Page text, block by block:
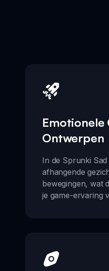
Emotionele
Ontwerpen
In de Sprunki
afhangende
bewegingen, wat
je game-ervaring